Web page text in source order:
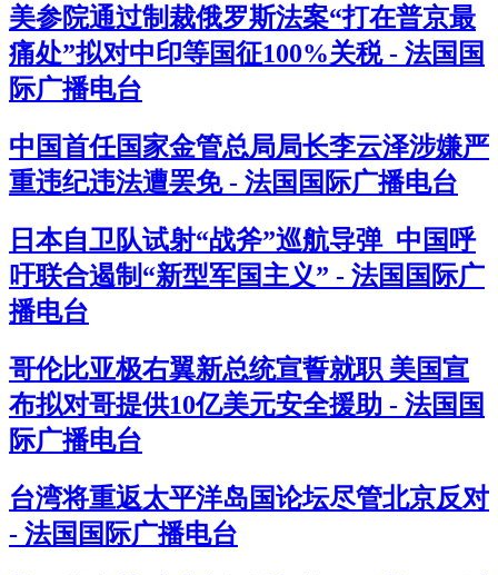
美参院通过制裁俄罗斯法案“打在普京最
痛处”拟对中印等国征100%关税 - 法国国
际广播电台
中国首任国家金管总局局长李云泽涉嫌严
重违纪违法遭罢免 - 法国国际广播电台
日本自卫队试射“战斧”巡航导弹 中国呼
吁联合遏制“新型军国主义” - 法国国际广
播电台
哥伦比亚极右翼新总统宣誓就职 美国宣
布拟对哥提供10亿美元安全援助 - 法国国
际广播电台
台湾将重返太平洋岛国论坛尽管北京反对
- 法国国际广播电台